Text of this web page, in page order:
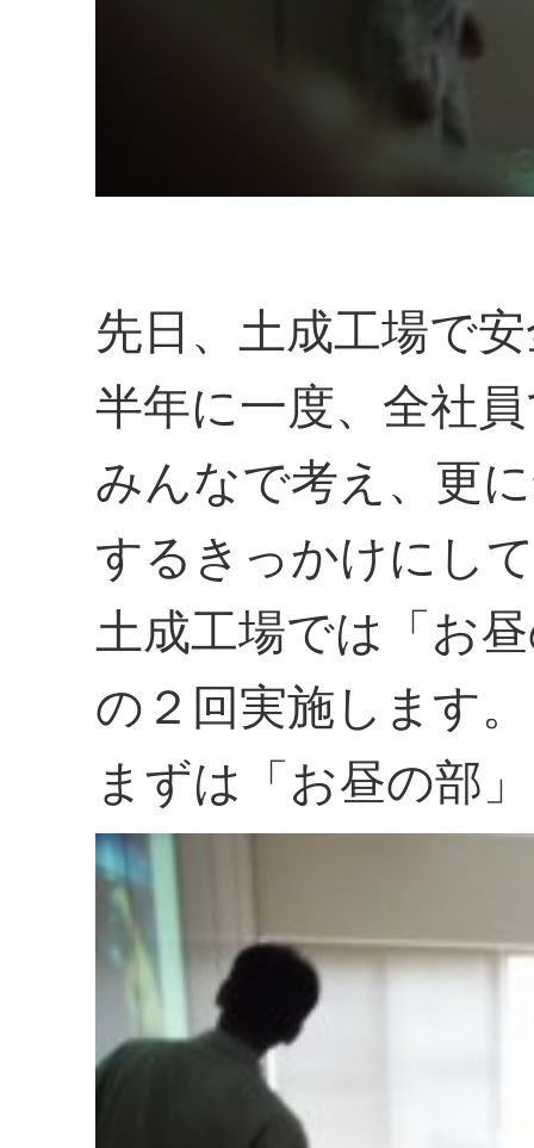
先日、土成工場で
半年に一度、全社
みんなで考え、更
するきっかけにし
土成工場では「お
の２回実施します。
まずは「お昼の部